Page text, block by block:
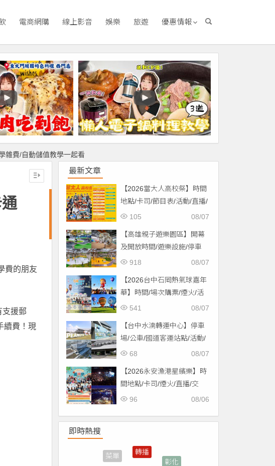
電商網購 線上影音 娛樂 旅遊 優惠情報
雜費/自動儲值教學一起看
費的朋友
支援郵
續費！現
最新文章
【2026當大人高校祭】時間
地點/卡司/節目表/活動/直播/
交通，免費入場！
08/07
105
【高雄親子遊樂園區】開幕
及開放時間/遊樂設施/停車
場/交通一次看！
08/07
918
【2026台中石岡熱氣球嘉年
華】時間/場次購票/煙火/活
動/交通，土牛運動公園登08/07
541
【台中水湳轉運中心】停車
場/公車/國道客運站點/活動/
交通，啟用免費停車！ 08/07
68
【2026永安漁港星繽樂】時
間地點/卡司/煙火/直播/交
通，免費入場！
08/06
96
即時熱搜
7-ELEVEN
優惠券